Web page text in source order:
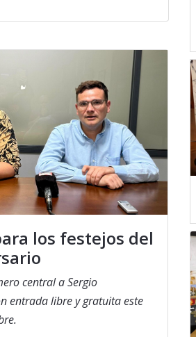
los festejos del
central a Sergio
entrada libre y gratuita este